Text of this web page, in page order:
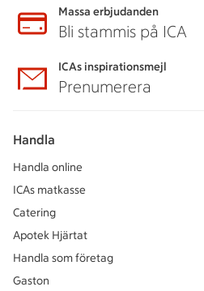
Massa erbjudanden
Bli stammis på ICA
ICAs inspirationsmejl
Prenumerera
Handla
Handla online
ICAs matkasse
Catering
Apotek Hjärtat
Handla som företag
Gaston